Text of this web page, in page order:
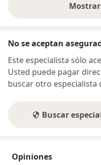
No se aceptan
Este especialista sólo
Usted puede pagar
buscar otro especialista
Buscar
Opiniones